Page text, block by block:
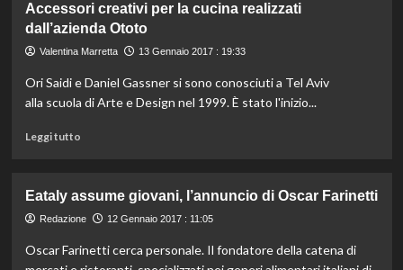
I
biscotti
a
di
animale
sembrano
Accessori creativi per la cucina realizzati
dall’azienda Ototo
Valentina Marretta 13 Gennaio 2017 : 19:33
Ori Saidi e Daniel Gassner si sono conosciuti a Tel Aviv
alla scuola di Arte e Design nel 1999. È stato l'inizio...
Leggi tuttoLeggi
Accessori
creativi
la
Eataly assume giovani, l’annuncio di Oscar Farinetti
Redazione 12 Gennaio 2017 : 11:05
Oscar Farinetti cerca personale. Il fondatore della catena di